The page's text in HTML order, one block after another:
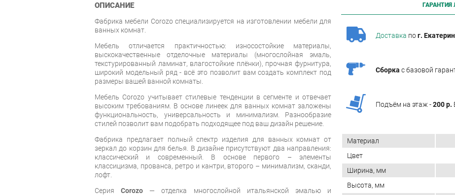
Доставка пог.
Сборка с базовой
Подъём на этаж -200 р.
ОПИСАНИЕ
Фабрика мебели Corozo специализируется на изготовлении мебели для
ванных комнат.
Мебель отличается практичностью: износостойкие материалы,
выскокачественные отделочные материалы (многослойная эмаль,
текстурированный ламинат, влагостойкие плёнки), прочная фурнитура,
широкий модельный ряд - всё это позволит вам создать комплект под
размеры вашей ванной комнаты.
Мебель Corozo учитывает стилевые тенденции в сегменте и отвечает
высоким требованиям. В основе линеек для ванных комнат заложены
функциональность, универсальность и минимализм. Разнообразие
стилей позволит вам подобрать подходящее под ваш дизайн решение.
Фабрика предлагает полный спектр изделия для ванных комнат от
зеркал до корзин для белья. В дизайне присутствуют два направления:
классический и современный. В основе первого – элементы
классицизма, прованса, ретро и кантри, второго – минимализм, сканди,
лофт.
СерияCorozo — отделка многослойной итальянской эмалью и
Материал
Цвет
Ширина, мм
Высота, мм